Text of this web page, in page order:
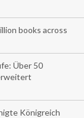
books across
Über 50
Königreich